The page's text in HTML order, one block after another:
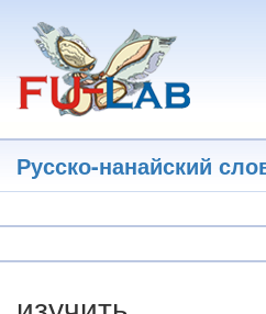
основному
содержанию
Русско-нанайский